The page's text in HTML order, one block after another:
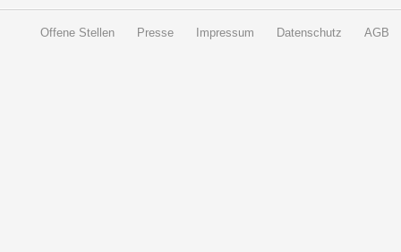
Offene Stellen Presse Impressum Datenschutz AGB